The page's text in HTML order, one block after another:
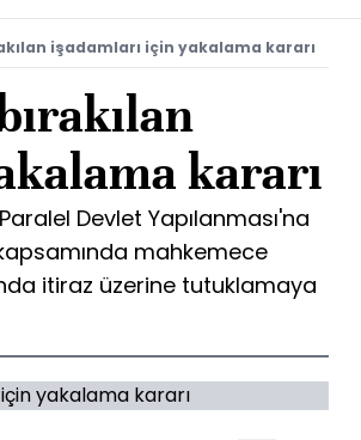
işadamları için yakalama kararı
kararı
Devlet Yapılanması'na
mahkemece
itiraz üzerine tutuklamaya